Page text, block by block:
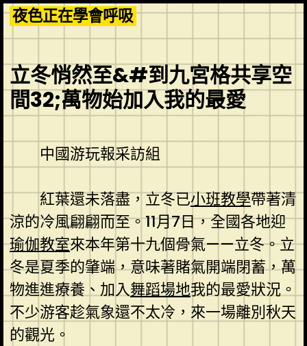
Skip
to
content
夜色正在學會呼吸
立冬悄然至&#到九宮格共享空
間32;萬物始加入我的最愛
中國游玩報采訪組
紅葉還未落盡，立冬已小班教學帶著清
涼的冷風翩翩而至。11月7日，全國各地迎
瑜伽教室來本年第十九個骨氣——立冬。立
冬是夏季的肇端，意味著賭氣開端閉蓄，萬
物進進療養、加入舞蹈場地我的最愛狀況。
不少游客趁氣象還不太冷，來一場離別秋天
的觀光。